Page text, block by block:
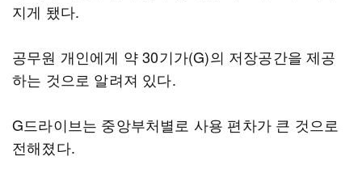
지게 됐다.
공무원 개인에게 약 30기가(G)의 저장공간을 제공
하는 것으로 알려져 있다.
G드라이브는 중앙부처별로 사용 편차가 큰 것으로
전해졌다.